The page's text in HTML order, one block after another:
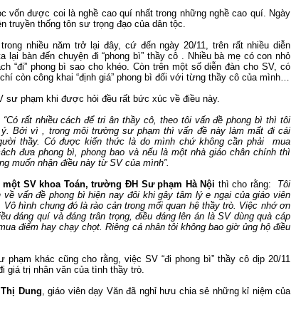
vốn được coi là nghề cao quí nhất trong những nghề cao quí. Ngày
truyền thống tôn sư trọng đạo của dân tộc.
nhiều năm trở lại đây, cứ đến ngày 20/11, trên rất nhiều diễn
lại bàn đến chuyện đi “phong bì” thầy cô . Nhiều bà mẹ có con nhỏ
“đi” phong bì sao cho khéo. Còn trên một số diễn đàn cho SV, có
còn công khai “định giá” phong bì đối với từng thầy cô của mình…
sư phạm khi được hỏi đều rất bức xúc về điều này.
“Có rất nhiều cách để tri ân thầy cô, theo tôi vấn đề phong bì thì tôi
ý. Bởi vì , trong môi trường sư phạm thì vấn đề này làm mất đi cái
thầy. Có được kiến thức là do mình chứ không cần phải mua
đưa phong bì, phong bao và nếu là một nhà giáo chân chính thì
muốn nhận điều này từ SV của mình”.
một SV khoa Toán, trường ĐH Sư phạm Hà Nội thì cho rằng: Tôi
về vấn đề phong bì hiện nay đôi khi gây tâm lý e ngại của giáo viên
hình chung đó là rào cản trong mối quan hệ thầy trò. Việc nhớ ơn
đáng quí và đáng trân trọng, điều đáng lên án là SV dùng quà cáp
điểm hay chạy chọt. Riêng cá nhân tôi không bao giờ ủng hộ điều
phạm khác cũng cho rằng, việc SV “đi phong bì” thầy cô dịp 20/11
giá trị nhân văn của tình thầy trò.
Dung, giáo viên dạy Văn đã nghỉ hưu chia sẻ những kỉ niệm của